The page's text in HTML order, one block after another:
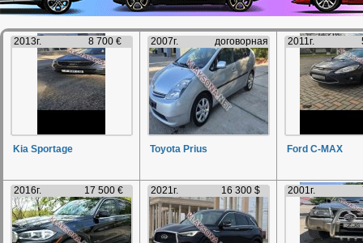
2013г. 8 700 €
Kia Sportage
2007г. договорная
Toyota Prius
2011г.
Ford C-MAX
2016г. 17 500 € 2021г. 16 300 $ 2001г.